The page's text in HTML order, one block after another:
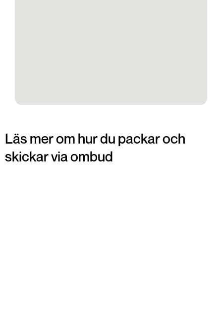
Läs mer om hur du packar och
skickar via ombud